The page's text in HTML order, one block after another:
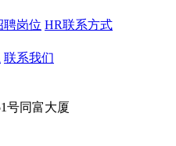
聘岗位 HR联系方式
联系我们
号同富大厦